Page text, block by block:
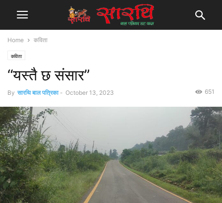
Home कविता
कविता
“यस्तै छ संसार”
By सारथि बाल पत्रिका - October 13, 2023 651